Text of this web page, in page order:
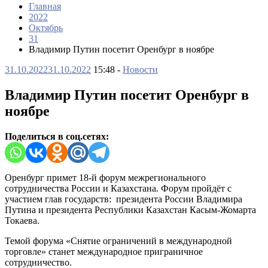
Главная
2022
Октябрь
31
Владимир Путин посетит Оренбург в ноябре
31.10.202231.10.2022 15:48 - Новости
Владимир Путин посетит Оренбург в
ноябре
Поделиться в соц.сетях:
Оренбург примет 18-й форум межрегионального
сотрудничества России и Казахстана. Форум пройдёт с
участием глав государств: президента России Владимира
Путина и президента Республики Казахстан Касым-Жомарта
Токаева.
Темой форума «Снятие ограничений в международной
торговле» станет международное приграничное
сотрудничество.